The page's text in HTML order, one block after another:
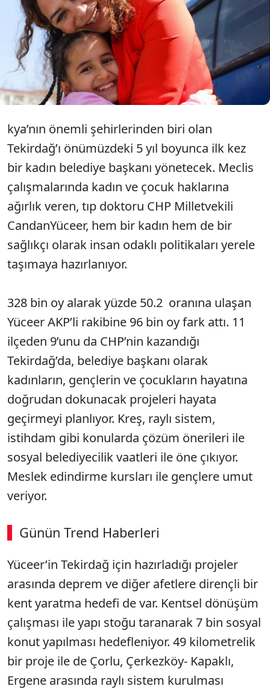
Tekirdağ’ın tarihinde bir ilki başararak ilk
kadın belediye başkanı seçilen CHP’li
Yüceer kadınların, gençlerin ve çocukların
hayatlarına dokunacak.
kya’nın önemli şehirlerinden biri olan
Tekirdağ’ı önümüzdeki 5 yıl boyunca ilk kez
bir kadın belediye başkanı yönetecek. Meclis
çalışmalarında kadın ve çocuk haklarına
ağırlık veren, tıp doktoru CHP Milletvekili
CandanYüceer, hem bir kadın hem de bir
sağlıkçı olarak insan odaklı politikaları yerele
taşımaya hazırlanıyor.
328 bin oy alarak yüzde 50.2 oranına ulaşan
Yüceer AKP’li rakibine 96 bin oy fark attı. 11
ilçeden 9’unu da CHP’nin kazandığı
Tekirdağ’da, belediye başkanı olarak
kadınların, gençlerin ve çocukların hayatına
doğrudan dokunacak projeleri hayata
geçirmeyi planlıyor. Kreş, raylı sistem,
istihdam gibi konularda çözüm önerileri ile
sosyal belediyecilik vaatleri ile öne çıkıyor.
Meslek edindirme kursları ile gençlere umut
veriyor.
Günün Trend Haberleri
Yüceer’in Tekirdağ için hazırladığı projeler
arasında deprem ve diğer afetlere dirençli bir
kent yaratma hedefi de var. Kentsel dönüşüm
çalışması ile yapı stoğu taranarak 7 bin sosyal
konut yapılması hedefleniyor. 49 kilometrelik
bir proje ile de Çorlu, Çerkezköy- Kapaklı,
Ergene arasında raylı sistem kurulması